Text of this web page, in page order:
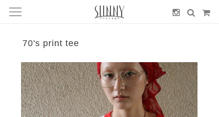
70's print tee